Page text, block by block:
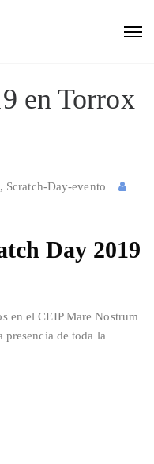
en Torrox
, Scratch-Day-evento
Day 2019
en el CEIP Mare Nostrum
de toda la